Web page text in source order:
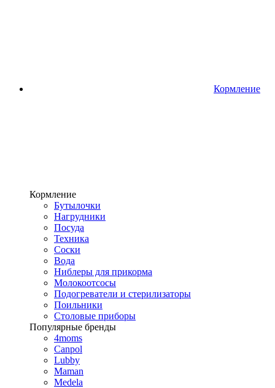
Кормление
Кормление
Бутылочки
Нагрудники
Посуда
Техника
Соски
Вода
Ниблеры для прикорма
Молокоотсосы
Подогреватели и стерилизаторы
Поильники
Столовые приборы
Популярные бренды
4moms
Canpol
Lubby
Maman
Medela